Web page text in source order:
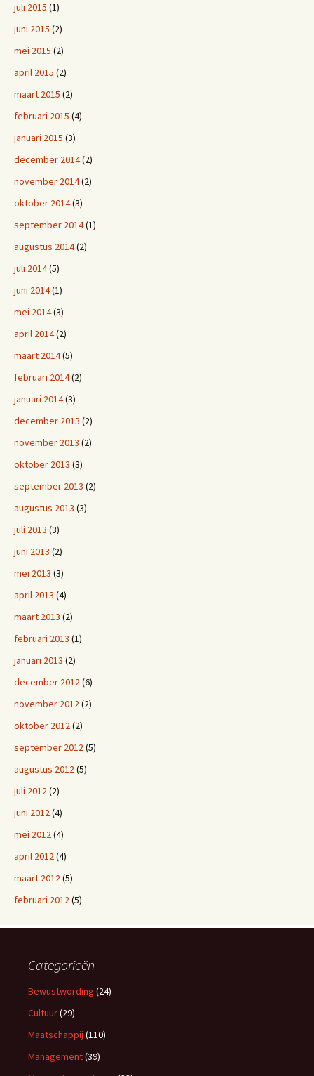
juli 2015 (1)
juni 2015 (2)
mei 2015 (2)
april 2015 (2)
maart 2015 (2)
februari 2015 (4)
januari 2015 (3)
december 2014(2)
november 2014(2)
oktober 2014(3)
september 2014(1)
augustus 2014(2)
juli 2014(5)
juni 2014(1)
mei 2014(3)
april 2014(2)
maart 2014(5)
februari 2014(2)
januari 2014(3)
december 2013 (2)
november 2013 (2)
oktober 2013 (3)
september 2013 (2)
augustus 2013 (3)
juli 2013 (3)
juni 2013 (2)
mei 2013 (3)
april 2013 (4)
maart 2013 (2)
februari 2013 (1)
januari 2013 (2)
december 2012(6)
november 2012(2)
oktober 2012(2)
september 2012(5)
augustus 2012(5)
juli 2012(2)
juni 2012(4)
mei 2012(4)
april 2012(4)
maart 2012(5)
februari 2012(5)
Categorieën
Bewustwording (24)
Cultuur(29)
Maatschappij (110)
Management(39)